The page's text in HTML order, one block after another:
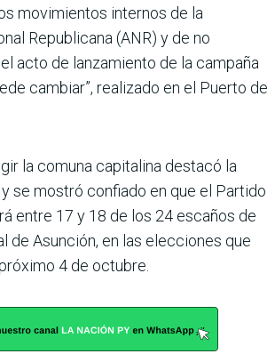
movimien­tos internos de la
Republicana (ANR) y de no
acto de lanzamiento de la campaña
cambiar”, realizado en el Puerto de
la comuna capitalina destacó la
se mos­tró confiado en que el Partido
entre 17 y 18 de los 24 escaños de
de Asun­ción, en las elecciones que
4 de octubre.